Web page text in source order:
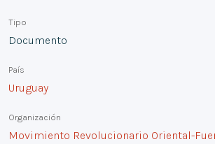
Tipo
Documento
País
Uruguay
Organización
Movimiento Revolucionario Oriental-